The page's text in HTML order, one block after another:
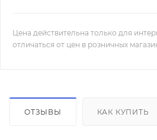
Цена действительна только для
отличаться от цен в розничных
ОТЗЫВЫ КАК КУПИТЬ